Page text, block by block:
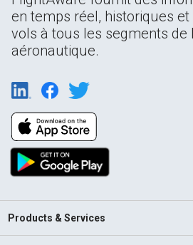
en temps réel, historiques
vols à tous les segments de
aéronautique.
Products & Services